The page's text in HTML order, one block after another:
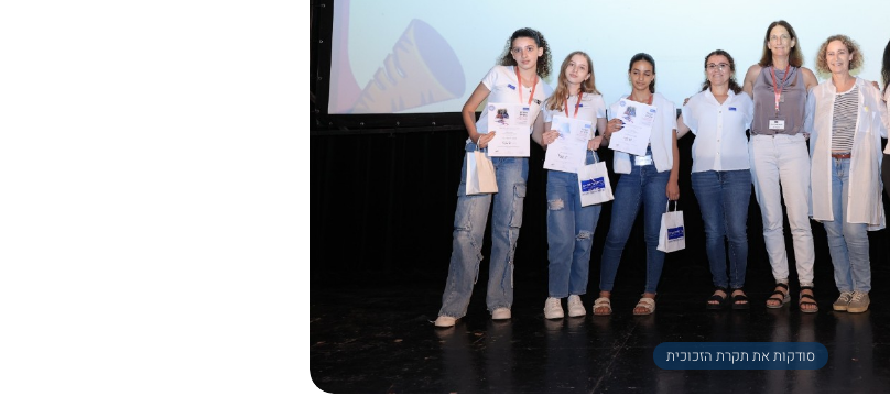
סודקות את תקרת הזכוכית